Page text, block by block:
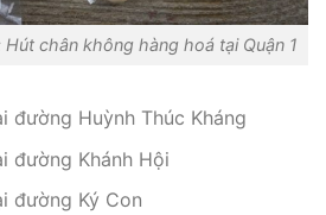
chân không hàng hoá tại Quận 1
đường Huỳnh Thúc Kháng
đường Khánh Hội
đường Ký Con